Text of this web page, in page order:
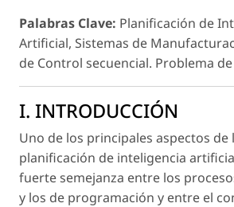
Palabras Clave: Planificación de
Artificial, Sistemas de
de Control secuencial. Problema
I. INTRODUCCIÓN
Uno de los principales aspectos de
planificación de inteligencia
fuerte semejanza entre los
y los de programación y entre el